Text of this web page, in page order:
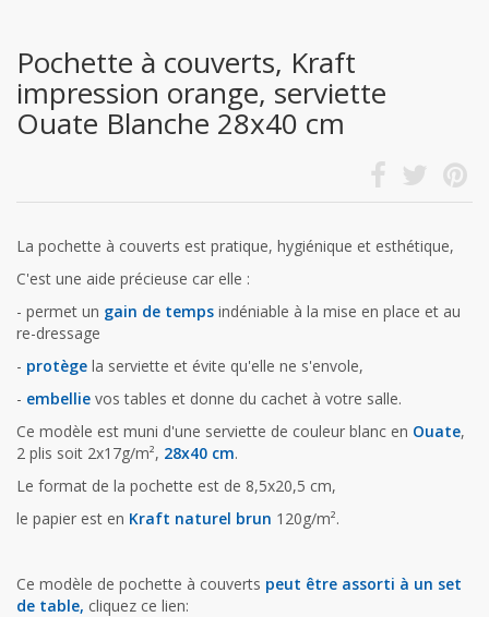
Pochette à couverts, Kraft
impression orange, serviette
Ouate Blanche 28x40 cm
La pochette à couverts est pratique, hygiénique et esthétique,
C'est une aide précieuse car elle :
- permet un gain de temps indéniable à la mise en place et au
re-dressage
- protège la serviette et évite qu'elle ne s'envole,
- embellie vos tables et donne du cachet à votre salle.
Ce modèle est muni d'une serviette de couleur blanc en Ouate,
2 plis soit 2x17g/m², 28x40 cm.
Le format de la pochette est de 8,5x20,5 cm,
le papier est en Kraft naturel brun 120g/m².
Ce modèle de pochette à couverts peut être assorti à un set
de table, cliquez ce lien: